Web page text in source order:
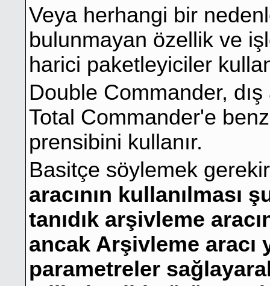
Veya herhangi bir
bulunmayan özellik ve
harici paketleyiciler
Double Commander,
Total Commander'e
prensibini kullanır.
Basitçe söylemek
aracının kullanılması
tanıdık arşivleme
ancak Arşivleme
parametreler